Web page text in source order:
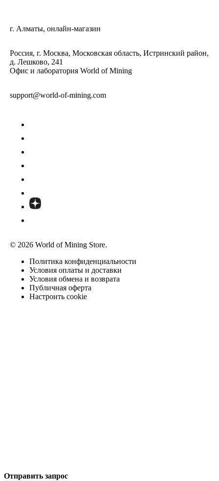
г. Алматы, онлайн-магазин
Россия, г. Москва, Московская область, Истринский район,
д. Лешково, 241
Офис и лаборатория World of Mining
support@world-of-mining.com
© 2026 World of Mining Store.
Политика конфиденциальности
Условия оплаты и доставки
Условия обмена и возврата
Публичная оферта
Настроить cookie
Отправить запрос